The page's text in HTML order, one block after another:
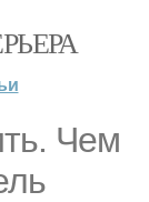
Чем